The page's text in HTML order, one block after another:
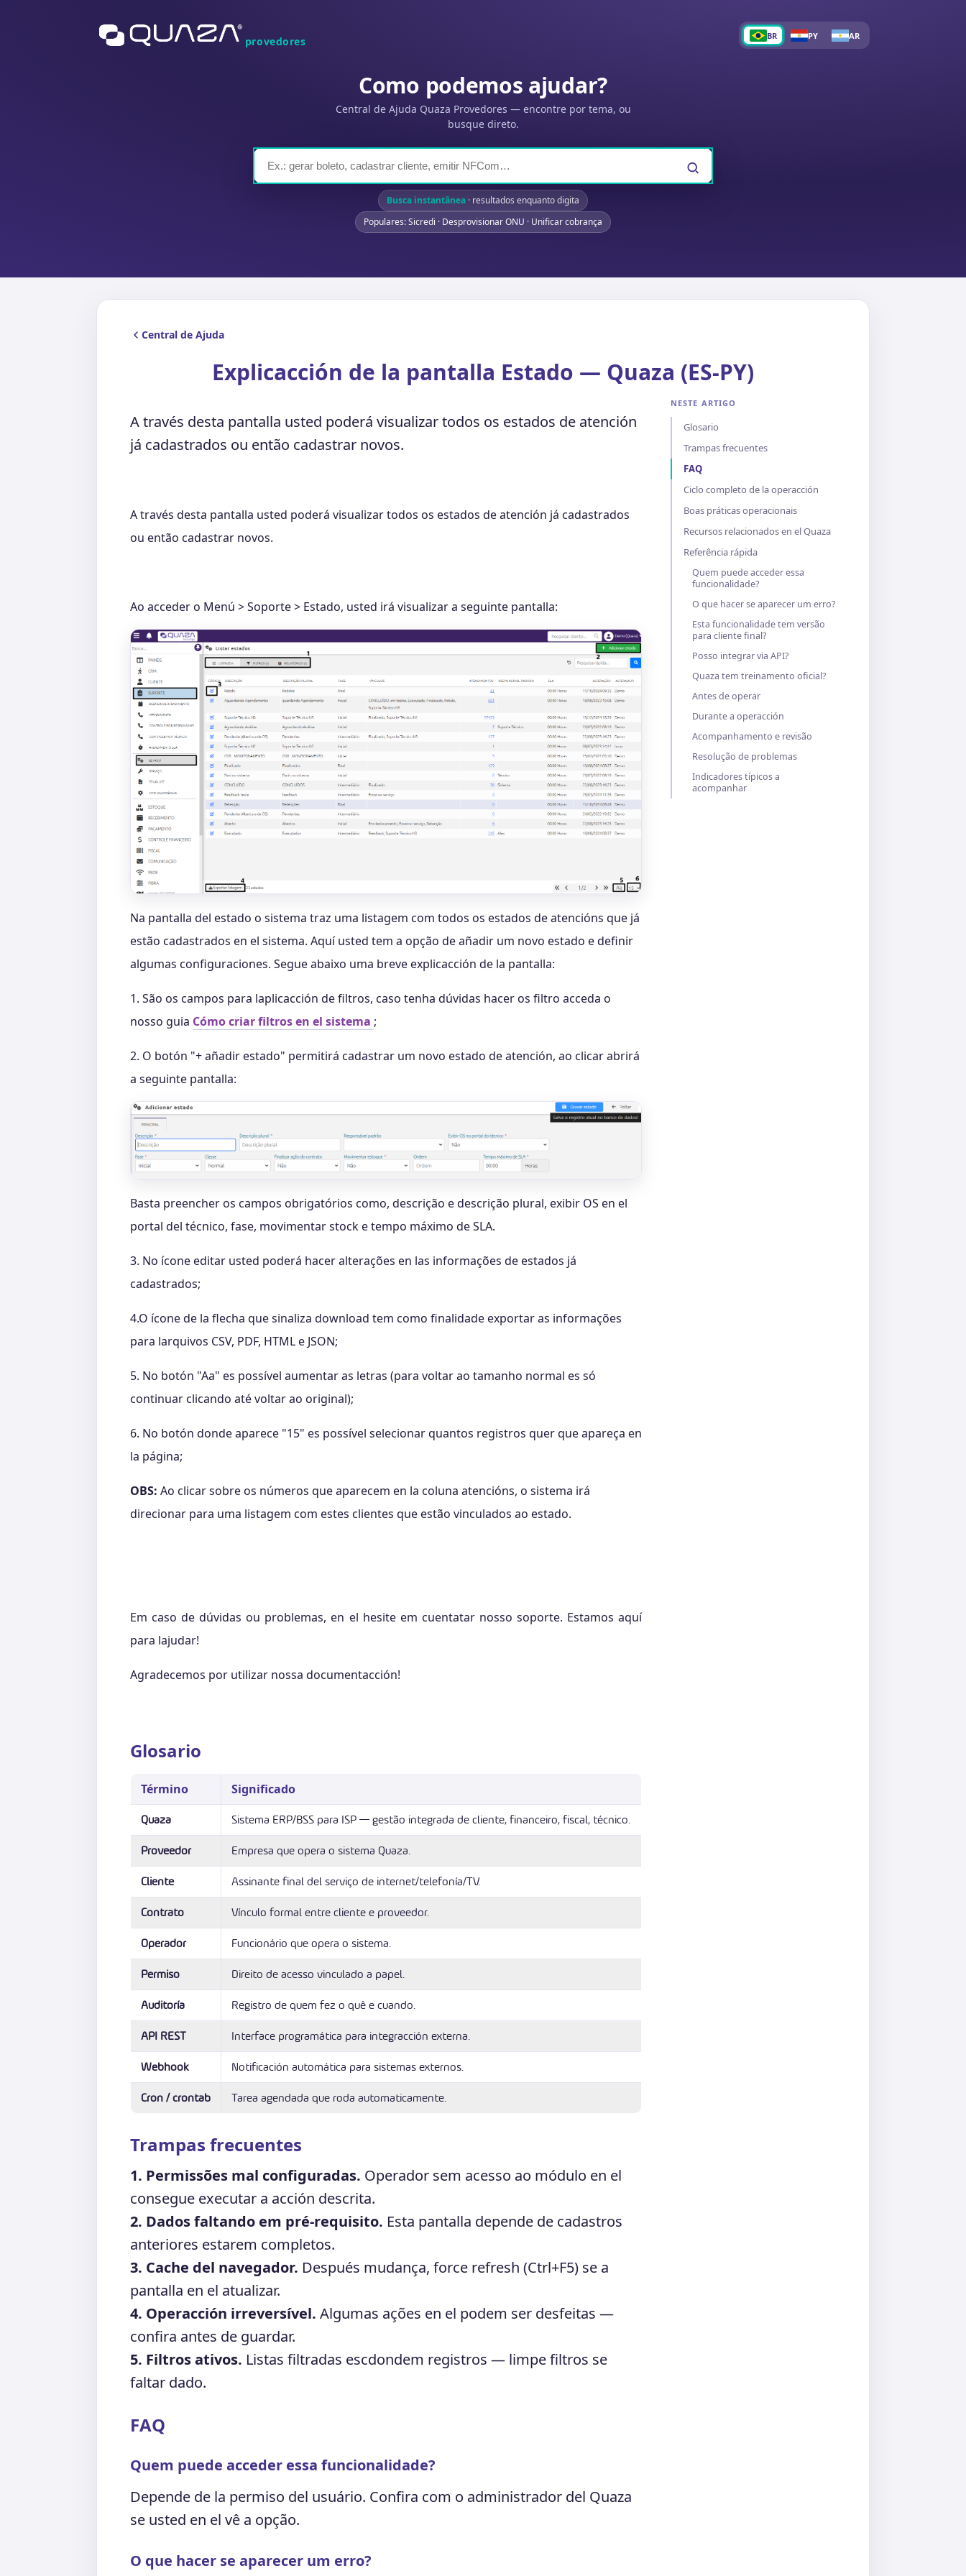
provedores BR PY AR
Como podemos ajudar?
Central de Ajuda Quaza Provedores — encontre por tema, ou
busque direto.
Busca instantânea · resultados enquanto digita
Populares: Sicredi · Desprovisionar ONU · Unificar cobrança
Central de Ajuda
Explicacción de la pantalla Estado — Quaza (ES-PY)
A través desta pantalla usted poderá visualizar todos os estados de atención
já cadastrados ou então cadastrar novos.
A través desta pantalla usted poderá visualizar todos os estados de atención já cadastrados
ou então cadastrar novos.
Ao acceder o Menú > Soporte > Estado, usted irá visualizar a seguinte pantalla:
Na pantalla del estado o sistema traz uma listagem com todos os estados de atencións que já
estão cadastrados en el sistema. Aquí usted tem a opção de añadir um novo estado e definir
algumas configuraciones. Segue abaixo uma breve explicacción de la pantalla:
1. São os campos para laplicacción de filtros, caso tenha dúvidas hacer os filtro acceda o
nosso guia Cómo criar filtros en el sistema ;
2. O botón "+ añadir estado" permitirá cadastrar um novo estado de atención, ao clicar abrirá
a seguinte pantalla:
Basta preencher os campos obrigatórios como, descrição e descrição plural, exibir OS en el
portal del técnico, fase, movimentar stock e tempo máximo de SLA.
3. No ícone editar usted poderá hacer alterações en las informações de estados já
cadastrados;
4.O ícone de la flecha que sinaliza download tem como finalidade exportar as informações
para larquivos CSV, PDF, HTML e JSON;
5. No botón "Aa" es possível aumentar as letras (para voltar ao tamanho normal es só
continuar clicando até voltar ao original);
6. No botón donde aparece "15" es possível selecionar quantos registros quer que apareça en
la página;
OBS: Ao clicar sobre os números que aparecem en la coluna atencións, o sistema irá
direcionar para uma listagem com estes clientes que estão vinculados ao estado.
Em caso de dúvidas ou problemas, en el hesite em cuentatar nosso soporte. Estamos aquí
para lajudar!
Agradecemos por utilizar nossa documentacción!
Glosario
Término Significado
Quaza Sistema ERP/BSS para ISP — gestão integrada de cliente, financeiro, fiscal, técnico.
Proveedor Empresa que opera o sistema Quaza.
Cliente Assinante final del serviço de internet/telefonía/TV.
Contrato Vínculo formal entre cliente e proveedor.
Operador Funcionário que opera o sistema.
Permiso Direito de acesso vinculado a papel.
Auditoría Registro de quem fez o quê e cuando.
API REST Interface programática para integracción externa.
Webhook Notificación automática para sistemas externos.
Cron / crontab Tarea agendada que roda automaticamente.
Trampas frecuentes
1. Permissões mal configuradas. Operador sem acesso ao módulo en el
consegue executar a acción descrita.
2. Dados faltando em pré-requisito. Esta pantalla depende de cadastros
anteriores estarem completos.
3. Cache del navegador. Después mudança, force refresh (Ctrl+F5) se a
pantalla en el atualizar.
4. Operacción irreversível. Algumas ações en el podem ser desfeitas —
confira antes de guardar.
5. Filtros ativos. Listas filtradas escdondem registros — limpe filtros se
faltar dado.
FAQ
Quem puede acceder essa funcionalidade?
Depende de la permiso del usuário. Confira com o administrador del Quaza
se usted en el vê a opção.
O que hacer se aparecer um erro?
NESTE ARTIGO
Glosario
Trampas frecuentes
FAQ
Ciclo completo de la operacción
Boas práticas operacionais
Recursos relacionados en el Quaza
Referência rápida
Quem puede acceder essa
funcionalidade?
O que hacer se aparecer um erro?
Esta funcionalidade tem versão
para cliente final?
Posso integrar via API?
Quaza tem treinamento oficial?
Antes de operar
Durante a operacción
Acompanhamento e revisão
Resolução de problemas
Indicadores típicos a
acompanhar